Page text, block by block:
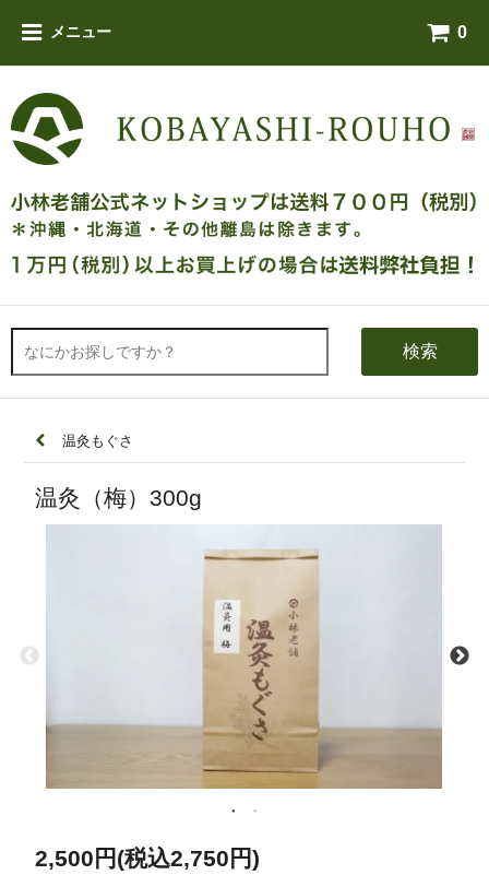
メニュー 0
検索
温灸もぐさ
温灸（梅）300g
2,500円(税込2,750円)